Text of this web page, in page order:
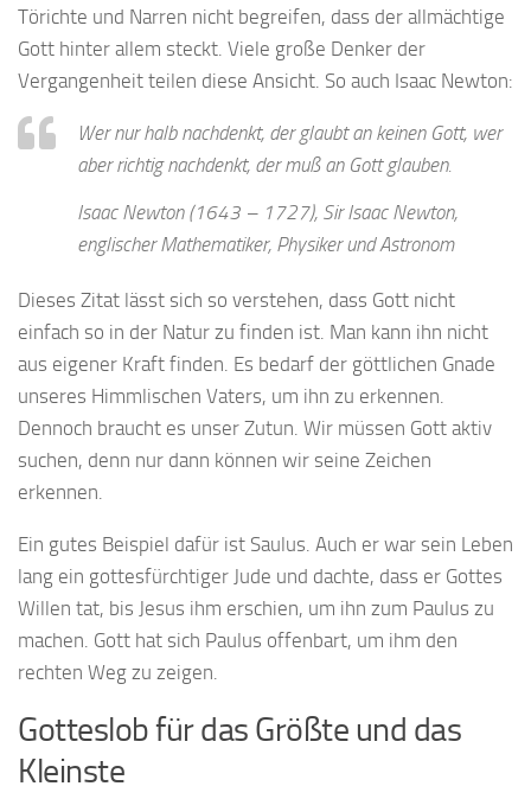
Törichte und Narren nicht begreifen, dass der allmächtige
Gott hinter allem steckt. Viele große Denker der
Vergangenheit teilen diese Ansicht. So auch Isaac Newton:
Wer nur halb nachdenkt, der glaubt an keinen Gott, wer
aber richtig nachdenkt, der muß an Gott glauben.
Isaac Newton (1643 – 1727), Sir Isaac Newton,
englischer Mathematiker, Physiker und Astronom
Dieses Zitat lässt sich so verstehen, dass Gott nicht
einfach so in der Natur zu finden ist. Man kann ihn nicht
aus eigener Kraft finden. Es bedarf der göttlichen Gnade
unseres Himmlischen Vaters, um ihn zu erkennen.
Dennoch braucht es unser Zutun. Wir müssen Gott aktiv
suchen, denn nur dann können wir seine Zeichen
erkennen.
Ein gutes Beispiel dafür ist Saulus. Auch er war sein Leben
lang ein gottesfürchtiger Jude und dachte, dass er Gottes
Willen tat, bis Jesus ihm erschien, um ihn zum Paulus zu
machen. Gott hat sich Paulus offenbart, um ihm den
rechten Weg zu zeigen.
Gotteslob für das Größte und das
Kleinste